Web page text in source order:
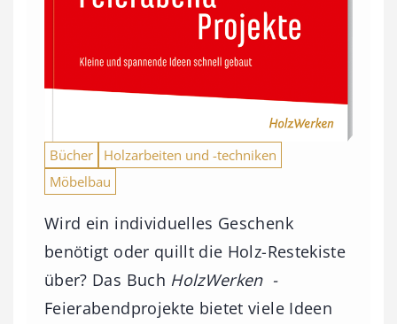
Bücher
Holzarbeiten und -techniken
Möbelbau
Wird ein individuelles Geschenk
benötigt oder quillt die Holz-Restekiste
über? Das Buch HolzWerken -
Feierabendprojekte bietet viele Ideen